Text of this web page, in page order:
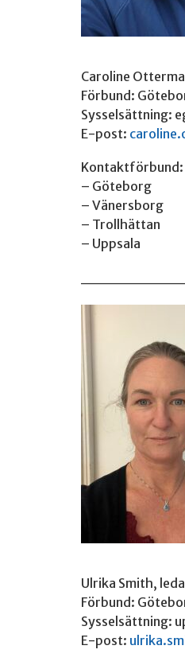
Caroline
Förbund:
Sysselsättning:
E-post:
Kontaktförbund:
– Göteborg
– Vänersborg
– Trollhättan
– Uppsala
Ulrika Smith,
Förbund:
Sysselsättning:
E-post: